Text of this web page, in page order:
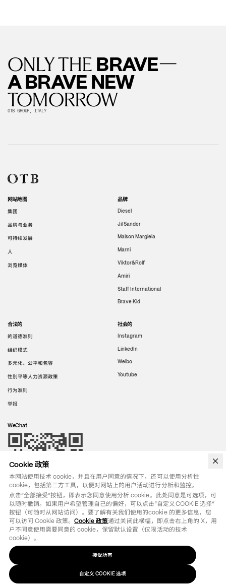
ONLY THE BRAVE—
A BRAVE NEW
TOMORROW
OTB GROUP, ITALY
网站地图
集团
品牌与业务
可持续发展
人
浏览媒体
品牌
Diesel
Jil Sander
Maison Margiela
Marni
Viktor&Rolf
Amiri
Staff International
Brave Kid
合法的
的道德准则
组织模式
多元化、公平和包容
性别平等人力资源政策
行为准则
举报
社会的
Instagram
LinkedIn
Weibo
Youtube
WeChat
OTB SPA - ALL RIGHTS RESERVED - VAT IT01571110244
法律条款
Cookie 政策
本网站使用技术 cookie，并且在用户同意的情况下，还可以使用分析性
cookie，包括第三方工具，以便对网站上的用户活动进行分析和监控。
点击“全部接受”按钮，即表示您同意使用分析 cookie。此处同意是可选项，可
以随时撤销。如果用户希望管理自己的偏好，可以点击“自定义COOKIE 选择”
按钮（可随时从网站访问）。要了解有关我们使用的cookie 的更多信息，您
可以访问 Cookie 政策。Cookie 政策通过关闭此横幅，即点击右上角的 X，用
户不同意使用需要同意的 cookie，保留默认设置（仅限活动的技术
cookie）。
接受所有
自定义 COOKIE 选项